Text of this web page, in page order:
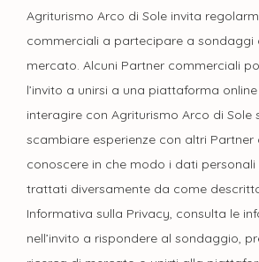
Agriturismo Arco di Sole invita
commerciali a partecipare a sondaggi
mercato. Alcuni Partner commerciali
l’invito a unirsi a una piattaforma
interagire con Agriturismo Arco di Sole
scambiare esperienze con altri Partner
conoscere in che modo i dati
trattati diversamente da come
Informativa sulla Privacy, consulta le
nell’invito a rispondere al sondaggio,